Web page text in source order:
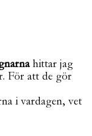
hittar jag
För att de gör
i vardagen, vet